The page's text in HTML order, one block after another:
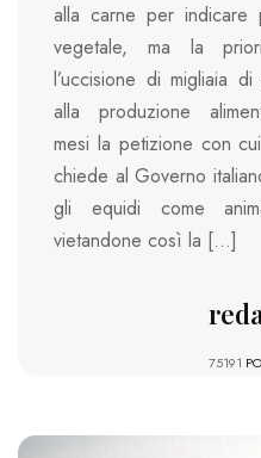
alla carne per indicare
vegetale, ma la
l’uccisione di migliaia di
alla produzione
mesi la petizione con
chiede al Governo
gli equidi come
vietandone così la […]
75191